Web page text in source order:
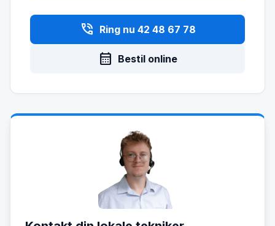
phone_in_talk Ring nu 42 48 67 78
calendar_month Bestil online